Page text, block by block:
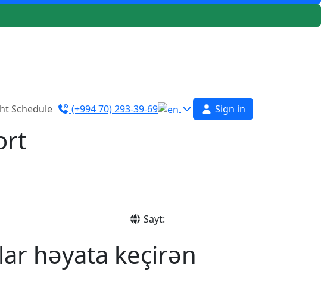
Schedule (+994 70) 293-39-69 Sign in
Sayt:
həyata keçirən